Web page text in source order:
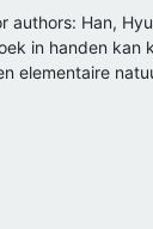
Han,
in handen kan
elementaire